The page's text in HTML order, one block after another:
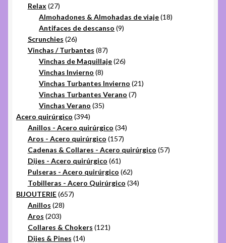
Relax 2727
productos
Almohadones & Almohadas de viaje 1818
Antifaces de descanso 99
Scrunchies 2626
productos
Vinchas / Turbantes 8787
productos
Vinchas de Maquillaje 2626
Vinchas Invierno 88
productos
Vinchas Turbantes Invierno 2121
Vinchas Turbantes Verano 77
Vinchas Verano 3535
Acero quirúrgico 394394
productos
Anillos - Acero quirúrgico 3434
Aros - Acero quirúrgico 157157
productos
Cadenas & Collares - Acero quirúrgico 5757
Dijes - Acero quirúrgico 6161
productos
Pulseras - Acero quirúrgico 6262
productos
Tobilleras - Acero Quirúrgico 3434
BIJOUTERIE 657657
Anillos 2828
Aros 203203
productos
Collares & Chokers 121121
Dijes & Pines 1414